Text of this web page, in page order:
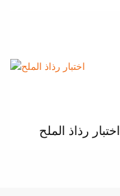
اختبار رذاذ الملح